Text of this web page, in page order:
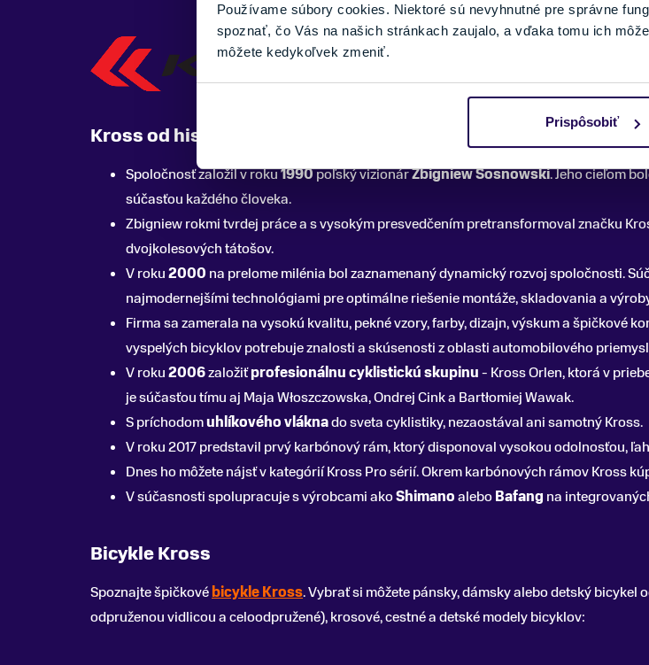
Používame súbory cookies. Niektoré sú nevyhnutné pre správne
spoznať, čo Vás na našich stránkach zaujalo, a vďaka tomu ich
môžete kedykoľvek zmeniť.
Prispôsobiť
Kross od histórie po súčasnosť
Spoločnosť založil v roku1990poľský vizionárZbigniew Sosnowski. Jeho cieľom
súčasťou každého človeka.
Zbigniew rokmi tvrdej práce a s vysokým presvedčením pretransformoval značku
dvojkolesových tátošov.
V roku2000 na prelome milénia bol zaznamenaný dynamický rozvoj spoločnosti.
najmodernejšími technológiami pre optimálne riešenie montáže, skladovania a
Firma sa zamerala na vysokú kvalitu, pekné vzory, farby, dizajn, výskum a špičkové
vyspelých bicyklov potrebuje znalosti a skúsenosti z oblasti automobilového
V roku2006založiťprofesionálnu cyklistickú skupinu- Kross Orlen, ktorá v
je súčasťou tímu aj Maja Włoszczowska, Ondrej Cink a Bartłomiej Wawak.
S príchodomuhlíkového vláknado sveta cyklistiky, nezaostával ani samotný Kross.
V roku 2017 predstavil prvý karbónový rám, ktorý disponoval vysokou odolnosťou,
Dnes ho môžete nájsť v kategórií Kross Pro sérií. Okrem karbónových rámov Kross
V súčasnosti spolupracuje s výrobcami akoShimanoaleboBafang na
Bicykle Kross
Spoznajte špičkovébicykle Kross. Vybrať si môžete pánsky, dámsky alebo detský bicykel
odpruženou vidlicou a celoodpružené), krosové, cestné a detské modely bicyklov: